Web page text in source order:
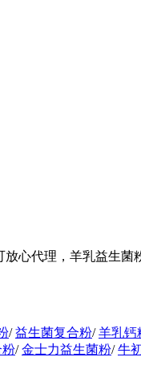
心代理，羊乳益生菌
/ 益生菌复合粉/ 羊乳钙
粉/ 金士力益生菌粉/ 牛